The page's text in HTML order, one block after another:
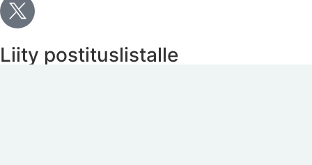
Liity postituslistalle